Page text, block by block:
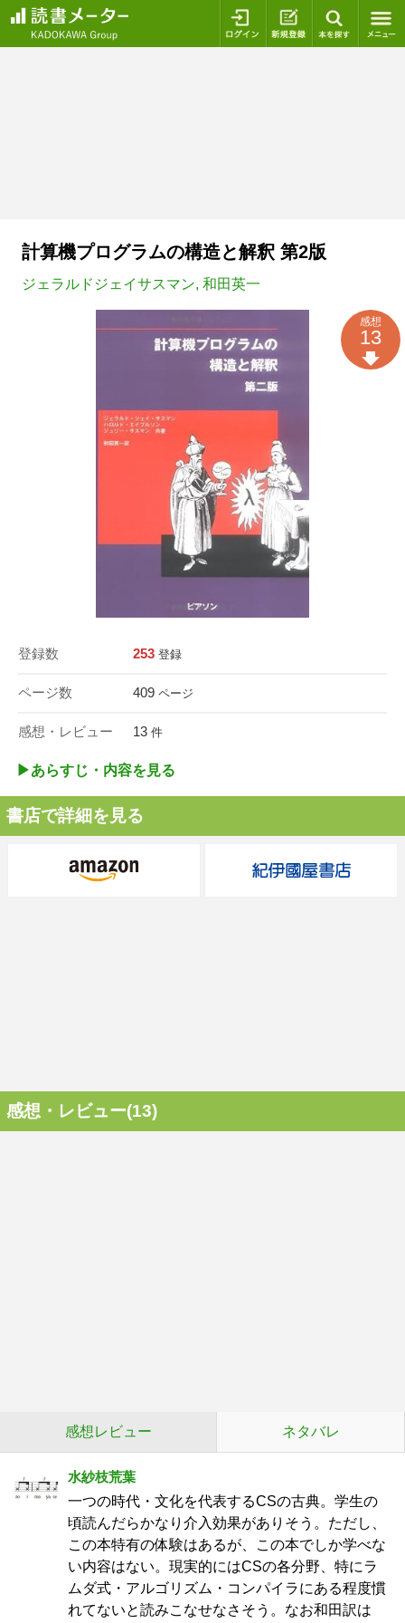
ログイン 新規登録
計算機プログラムの構造と解釈 第2版
ジェラルドジェイサスマン, 和田英一
登録数 253 登録
ページ数 409 ページ
感想・レビュー 13 件
感想
13
▶︎あらすじ・内容を見る
書店で詳細を見る
感想・レビュー(13)
感想レビュー ネタバレ
水紗枝荒葉
一つの時代・文化を代表するCSの古典。学生の
頃読んだらかなり介入効果がありそう。ただし、
この本特有の体験はあるが、この本でしか学べな
い内容はない。現実的にはCSの各分野、特にラ
ムダ式・アルゴリズム・コンパイラにある程度慣
れてないと読みこなせなさそう。なお和田訳は